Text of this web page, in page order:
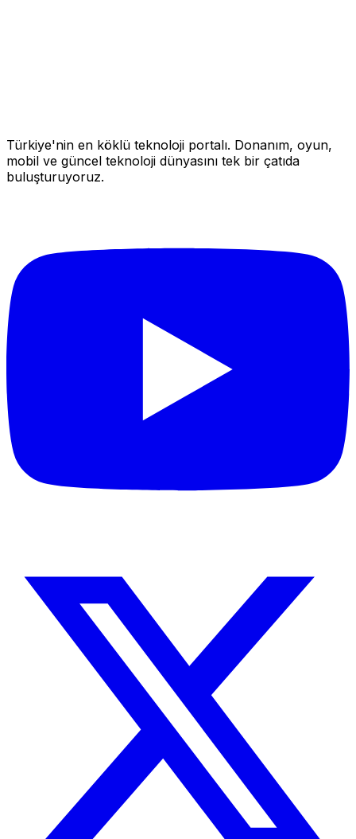
Türkiye'nin en köklü teknoloji portalı. Donanım, oyun,
mobil ve güncel teknoloji dünyasını tek bir çatıda
buluşturuyoruz.